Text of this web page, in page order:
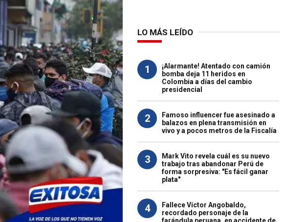
LO MÁS LEÍDO
1
¡Alarmante! Atentado con camión
bomba deja 11 heridos en
Colombia a días del cambio
presidencial
2
Famoso influencer fue asesinado a
balazos en plena transmisión en
vivo y a pocos metros de la Fiscalía
3
Mark Vito revela cuál es su nuevo
trabajo tras abandonar Perú de
forma sorpresiva: "Es fácil ganar
plata"
4
Fallece Víctor Angobaldo,
recordado personaje de la